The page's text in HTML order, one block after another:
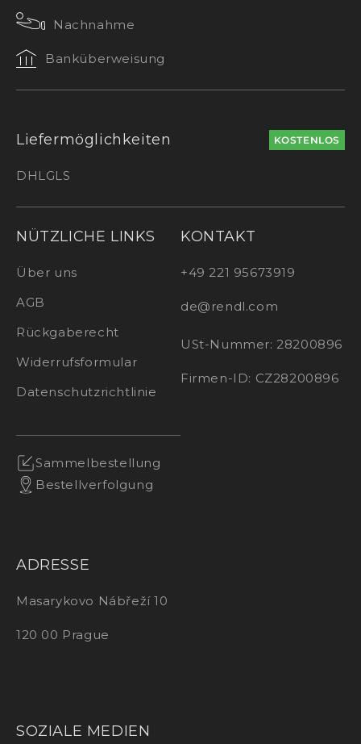
Nachnahme
Banküberweisung
Liefermöglichkeiten KOSTENLOS
DHLGLS
NÜTZLICHE LINKS
Über uns
AGB
Rückgaberecht
Widerrufsformular
Datenschutzrichtlinie
Sammelbestellung
Bestellverfolgung
KONTAKT
+49 221 95673919
de@rendl.com
USt-Nummer: 28200896
Firmen-ID: CZ28200896
ADRESSE
Masarykovo Nábřeží 10
120 00 Prague
SOZIALE MEDIEN